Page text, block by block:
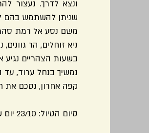
ונצא לדרך. נעצור
שניתן להשתמש בהם
משם נסע אל רמת
גיא זוחלים, הר
בשעות הצהריים נגיע
קפה אחרון, נסכם את
סיום הטיול: 23/10 יום שבת, שעה 18:00